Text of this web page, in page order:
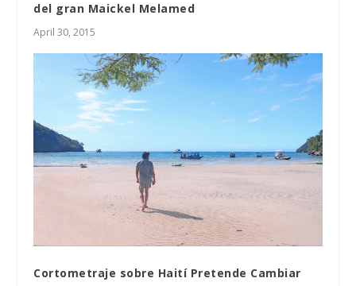
del gran Maickel Melamed
April 30, 2015
Cortometraje sobre Haití Pretende Cambiar